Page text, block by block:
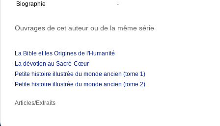
Biographie
-
Ouvrages de cet auteur ou de la même série
La Bible et les Origines de l'Humanité
La dévotion au Sacré-Cœur
Petite histoire illustrée du monde ancien (tome 1)
Petite histoire illustrée du monde ancien (tome 2)
Articles/Extraits